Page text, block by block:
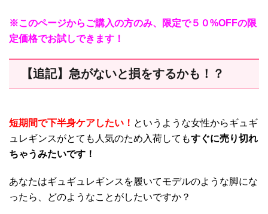
※このページからご購入の方のみ、限定で５０%OFFの限
定価格でお試しできます！
【追記】急がないと損をするかも！？
短期間で下半身ケアしたい！ というような女性からギュギ
ュレギンスがとても人気のため入荷してもすぐに売り切れ
ちゃうみたいです！
あなたはギュギュレギンスを履いてモデルのような脚にな
ったら、どのようなことがしたいですか？